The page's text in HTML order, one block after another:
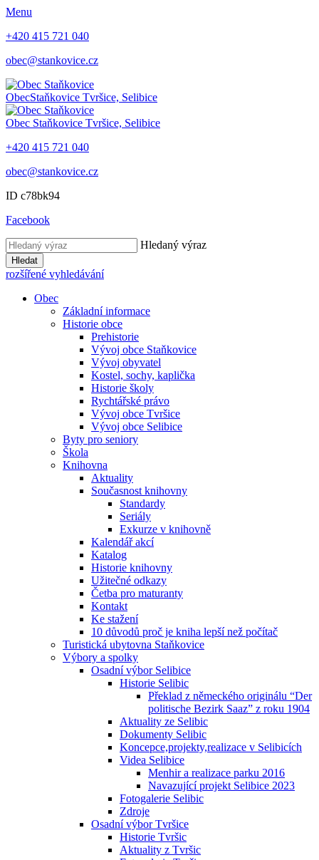
Menu
+420 415 721 040
obec@stankovice.cz
ObecStaňkovice Tvršice, Selibice
Obec Staňkovice Tvršice, Selibice
+420 415 721 040
obec@stankovice.cz
ID c78bk94
Facebook
Hledaný výraz
Hledat
rozšířené vyhledávání
Obec
Základní informace
Historie obce
Prehistorie
Vývoj obce Staňkovice
Vývoj obyvatel
Kostel, sochy, kaplička
Historie školy
Rychtářské právo
Vývoj obce Tvršice
Vývoj obce Selibice
Byty pro seniory
Škola
Knihovna
Aktuality
Současnost knihovny
Standardy
Seriály
Exkurze v knihovně
Kalendář akcí
Katalog
Historie knihovny
Užitečné odkazy
Četba pro maturanty
Kontakt
Ke stažení
10 důvodů proč je kniha lepší než počítač
Turistická ubytovna Staňkovice
Výbory a spolky
Osadní výbor Selibice
Historie Selibic
Překlad z německého originálu “Der
politische Bezirk Saaz” z roku 1904
Aktuality ze Selibic
Dokumenty Selibic
Koncepce,projekty,realizace v Selibicích
Videa Selibice
Menhir a realizace parku 2016
Navazující projekt Selibice 2023
Fotogalerie Selibic
Zdroje
Osadní výbor Tvršice
Historie Tvršic
Aktuality z Tvršic